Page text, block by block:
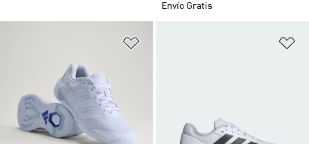
Envío Gratis